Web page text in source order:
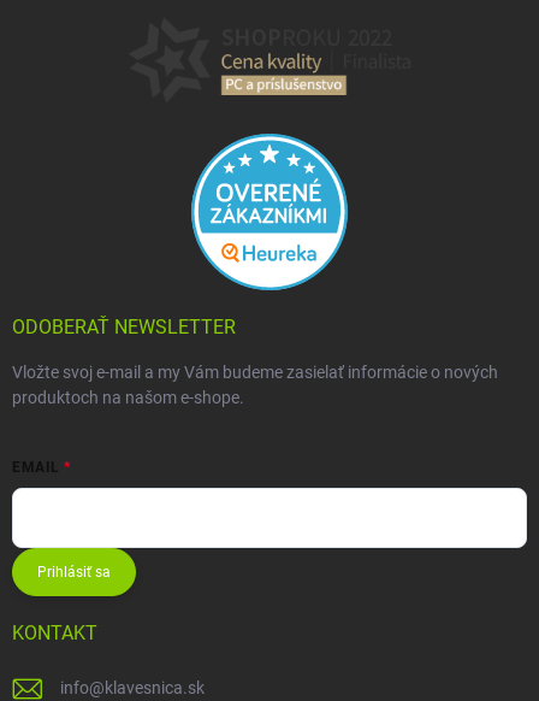
ODOBERAŤ NEWSLETTER
Vložte svoj e-mail a my Vám budeme zasielať informácie o nových
produktoch na našom e-shope.
EMAIL
Prihlásiť sa
KONTAKT
info@klavesnica.sk